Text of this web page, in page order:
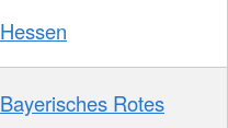
Hessen
Bayerisches Rotes